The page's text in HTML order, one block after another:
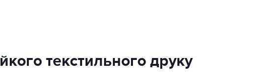
текстильного друку